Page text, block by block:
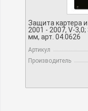
Защита картера и
2001 - 2007, V-
мм, арт. 04.0626
Артикул
Производитель